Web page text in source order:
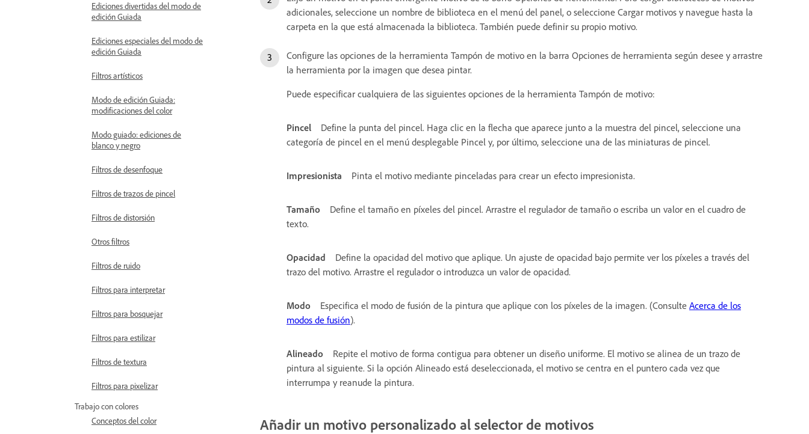
Ediciones divertidas del modo de
edición Guiada
Ediciones especiales del modo de
edición Guiada
Filtros artísticos
Modo de edición Guiada:
modificaciones del color
Modo guiado: ediciones de
blanco y negro
Filtros de desenfoque
Filtros de trazos de pincel
Filtros de distorsión
Otros filtros
Filtros de ruido
Filtros para interpretar
Filtros para bosquejar
Filtros para estilizar
Filtros de textura
Filtros para pixelizar
Trabajo con colores
Conceptos del color
adicionales, seleccione un nombre de biblioteca en el menú del panel, o seleccione Cargar motivos y navegue hasta la
carpeta en la que está almacenada la biblioteca. También puede definir su propio motivo.
Configure las opciones de la herramienta Tampón de motivo en la barra Opciones de herramienta según desee y arrastre
la herramienta por la imagen que desea pintar.
Puede especificar cualquiera de las siguientes opciones de la herramienta Tampón de motivo:
Pincel
Define la punta del pincel. Haga clic en la flecha que aparece junto a la muestra del pincel, seleccione una
categoría de pincel en el menú desplegable Pincel y, por último, seleccione una de las miniaturas de pincel.
Impresionista Pinta el motivo mediante pinceladas para crear un efecto impresionista.
Tamaño
Define el tamaño en píxeles del pincel. Arrastre el regulador de tamaño o escriba un valor en el cuadro de
texto.
Opacidad
Define la opacidad del motivo que aplique. Un ajuste de opacidad bajo permite ver los píxeles a través del
trazo del motivo. Arrastre el regulador o introduzca un valor de opacidad.
Modo Especifica el modo de fusión de la pintura que aplique con los píxeles de la imagen. (Consulte Acerca de los
modos de fusión).
Alineado
Repite el motivo de forma contigua para obtener un diseño uniforme. El motivo se alinea de un trazo de
pintura al siguiente. Si la opción Alineado está deseleccionada, el motivo se centra en el puntero cada vez que
interrumpa y reanude la pintura.
Añadir un motivo personalizado al selector de motivos